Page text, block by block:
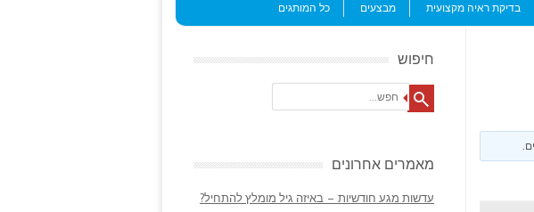
בדיקת ראיה מקצועית מבצעים כל המותגים
חיפוש
Search
מאמרים אחרונים
עדשות מגע חודשיות – באיזה גיל מומלץ להתחיל?